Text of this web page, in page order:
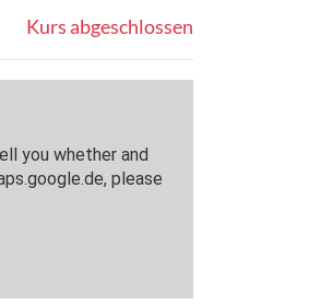
Kurs abgeschlossen